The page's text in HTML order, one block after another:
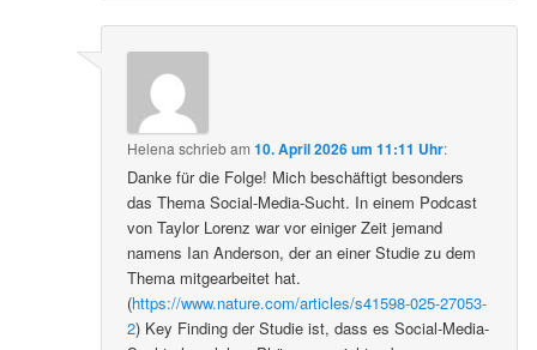
Helena schriebam10. April 2026 um 11:11 Uhr:
Danke für die Folge! Mich beschäftigt besonders
das Thema Social-Media-Sucht. In einem Podcast
von Taylor Lorenz war vor einiger Zeit jemand
namens Ian Anderson, der an einer Studie zu dem
Thema mitgearbeitet hat.
(https://www.nature.com/articles/s41598-025-27053-
2) Key Finding der Studie ist, dass es Social-Media-